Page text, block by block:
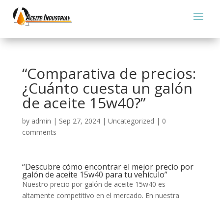
“Comparativa de precios:
¿Cuánto cuesta un galón
de aceite 15w40?”
by admin | Sep 27, 2024| Uncategorized | 0
comments
“Descubre cómo encontrar el mejor precio por
galón de aceite 15w40 para tu vehículo”
Nuestro precio por galón de aceite 15w40 es
altamente competitivo en el mercado. En nuestra